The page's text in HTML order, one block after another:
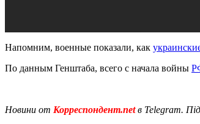
Напомним, военные показали, как
По данным Генштаба, всего с начала войны
Новини от Корреспондент.netв Telegram.